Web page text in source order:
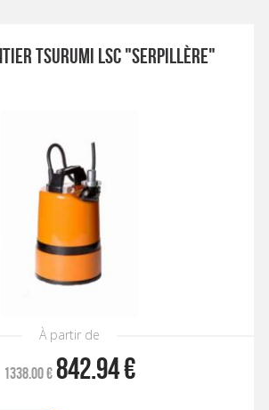
TSURUMI LSC "SERPILLÈRE"
À partir de
1338.00€ 842.94€